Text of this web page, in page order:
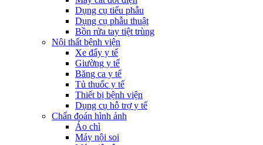
Dụng cụ tiểu phẫu
Dụng cụ phẫu thuật
Bồn rửa tay tiệt trùng
Nội thất bệnh viện
Xe đẩy y tế
Giường y tế
Băng ca y tế
Tủ thuốc y tế
Thiết bị bệnh viện
Dụng cụ hỗ trợ y tế
Chẩn đoán hình ảnh
Áo chì
Máy nội soi